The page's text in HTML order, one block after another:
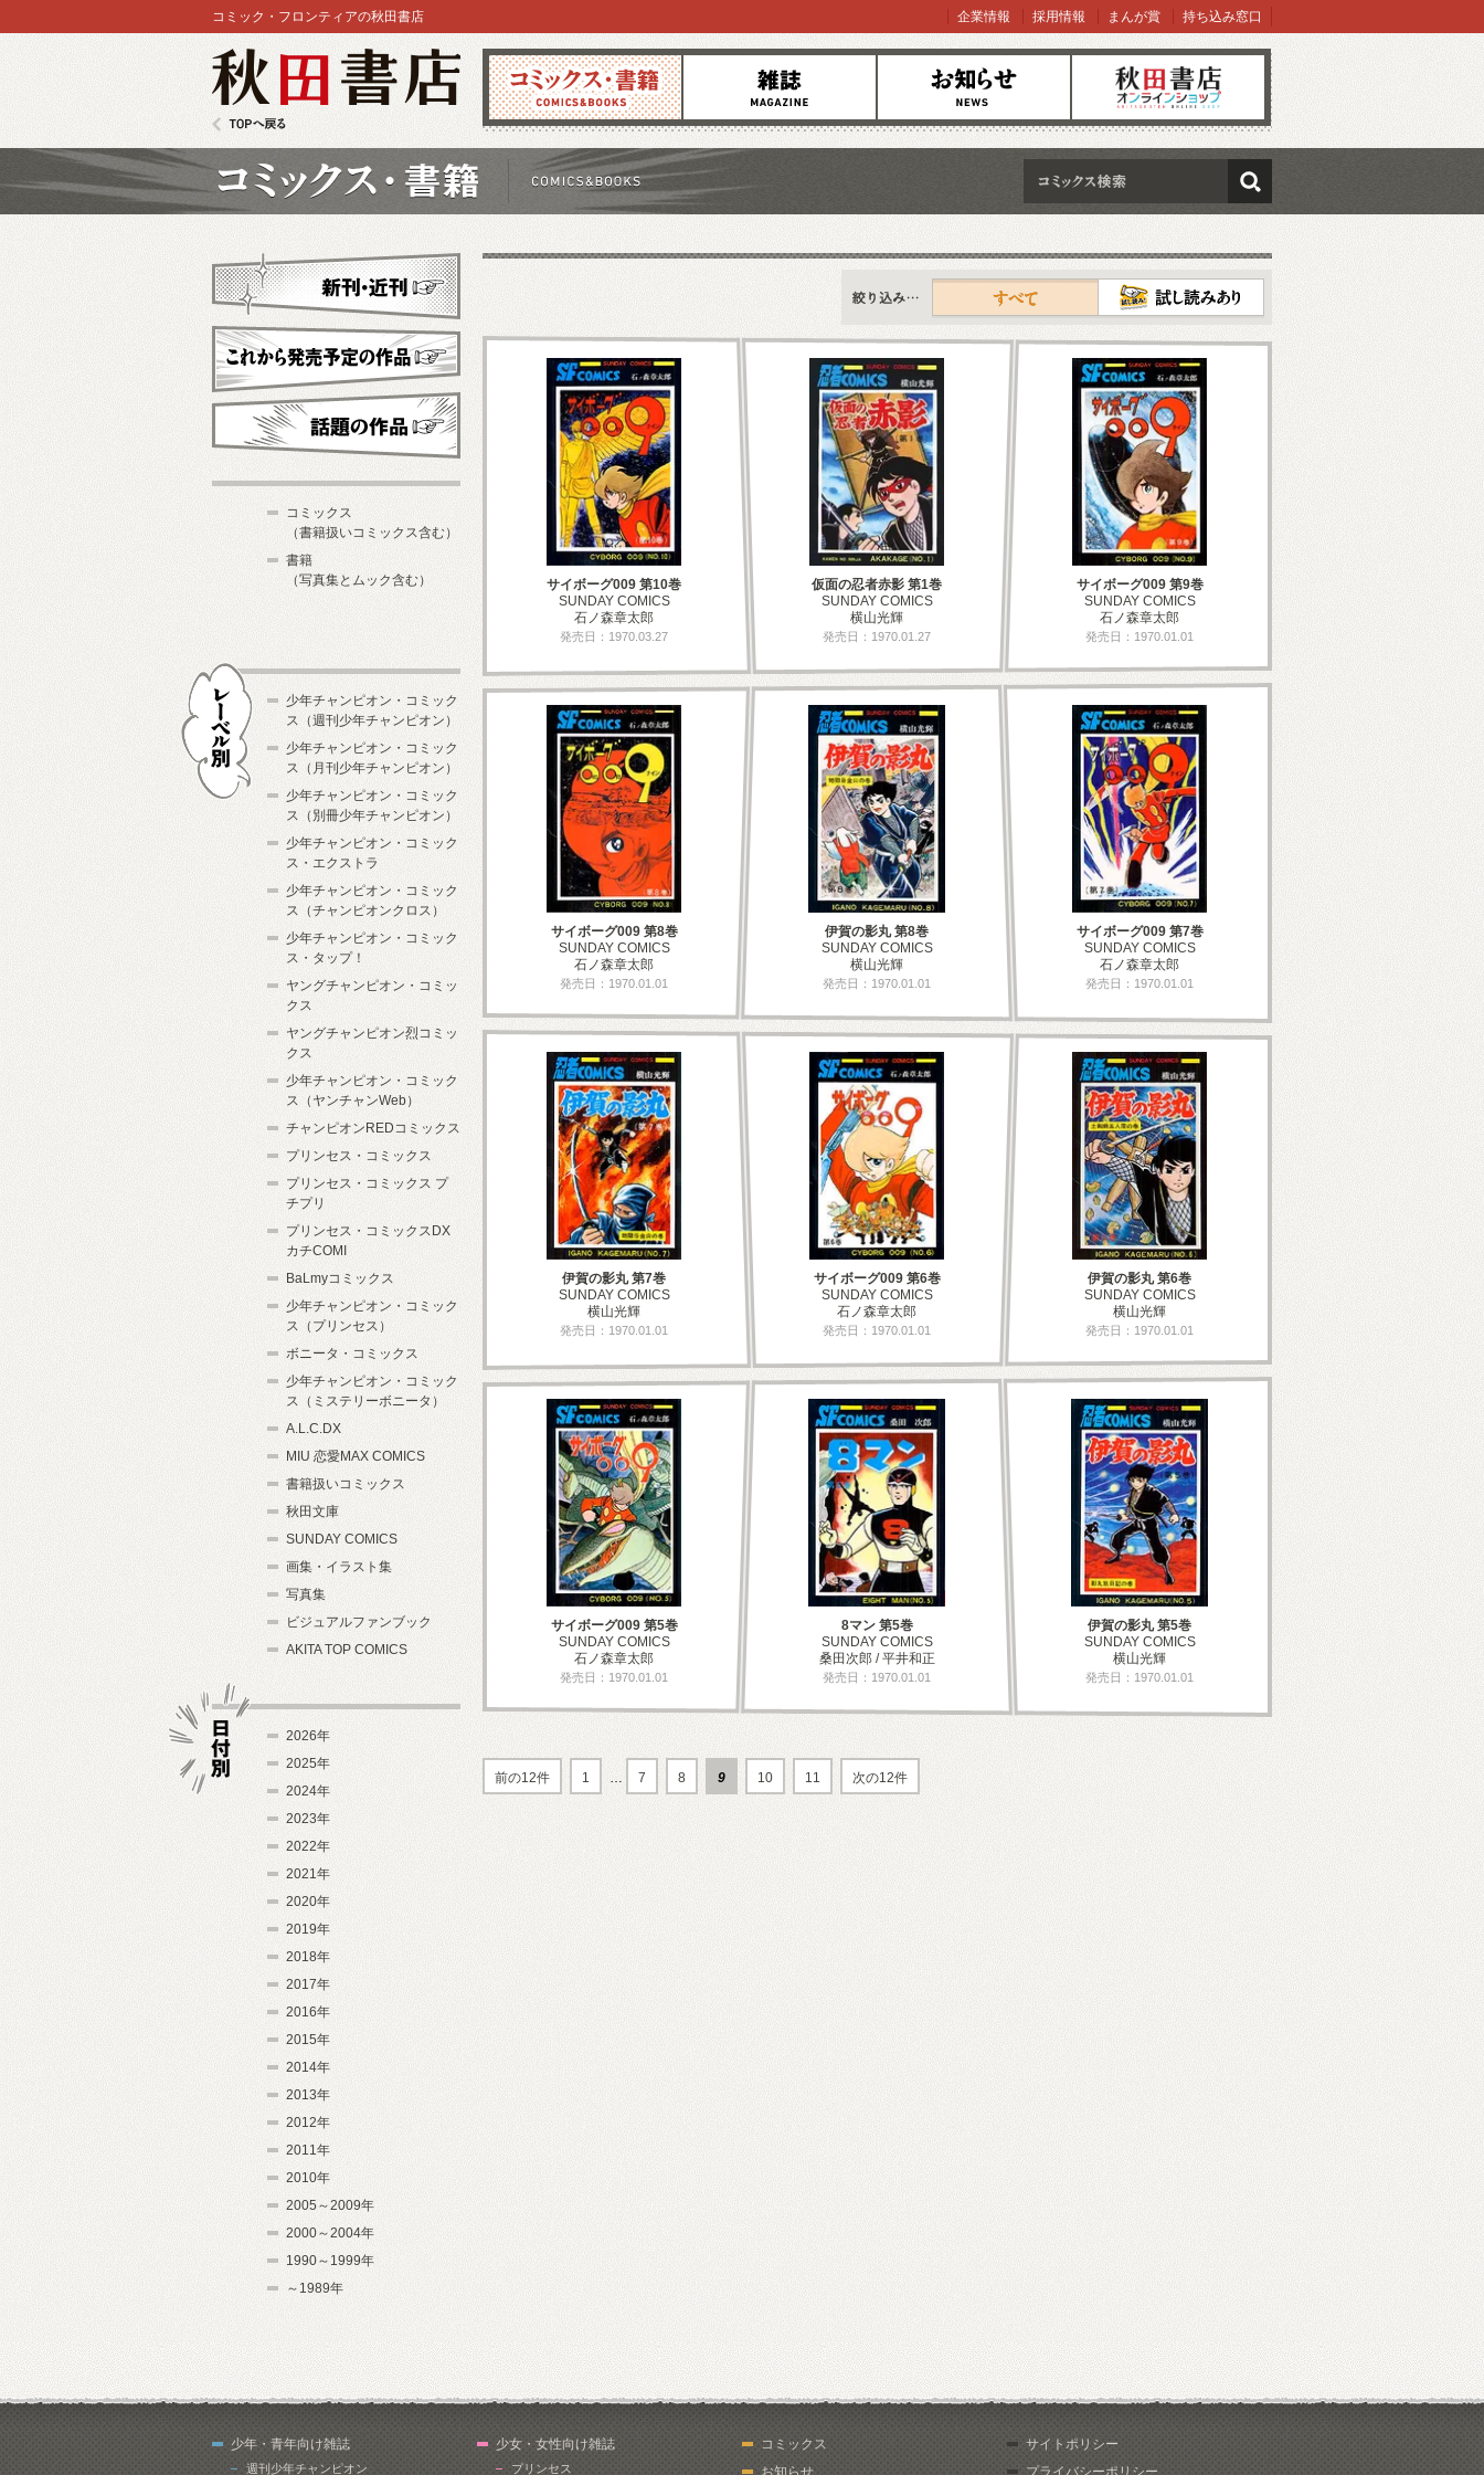
コミックス 雑誌 お知らせ オンラインショップ
コミック・フロンティアの秋田書店 企業情報 採用情報 まんが賞 持ち込み窓口
検索
新刊情報
すべて
サイボーグ009 第10巻
SUNDAY COMICS
石ノ森章太郎
発売日：1970.03.27
仮面の忍者赤影 第1巻
SUNDAY COMICS
横山光輝
発売日：1970.01.27
サイボーグ009 第9巻
SUNDAY COMICS
石ノ森章太郎
発売日：1970.01.01
サイボーグ009 第8巻
SUNDAY COMICS
石ノ森章太郎
発売日：1970.01.01
伊賀の影丸 第8巻
SUNDAY COMICS
横山光輝
発売日：1970.01.01
サイボーグ009 第7巻
SUNDAY COMICS
石ノ森章太郎
発売日：1970.01.01
伊賀の影丸 第7巻
SUNDAY COMICS
横山光輝
発売日：1970.01.01
サイボーグ009 第6巻
SUNDAY COMICS
石ノ森章太郎
発売日：1970.01.01
伊賀の影丸 第6巻
SUNDAY COMICS
横山光輝
発売日：1970.01.01
サイボーグ009 第5巻
SUNDAY COMICS
石ノ森章太郎
発売日：1970.01.01
8マン 第5巻
SUNDAY COMICS
桑田次郎 / 平井和正
発売日：1970.01.01
伊賀の影丸 第5巻
SUNDAY COMICS
横山光輝
発売日：1970.01.01
前の12件 1 … 7 8 9 10 11 次の12件
新刊・近刊
これから発売予定
コミックス
（書籍扱いコミックス含む）
書籍
（写真集とムック含む）
少年チャンピオン・コミック
ス（週刊少年チャンピオン）
少年チャンピオン・コミック
ス（月刊少年チャンピオン）
少年チャンピオン・コミック
ス（別冊少年チャンピオン）
少年チャンピオン・コミック
ス・エクストラ
少年チャンピオン・コミック
ス（チャンピオンクロス）
少年チャンピオン・コミック
ス・タップ！
ヤングチャンピオン・コミッ
クス
ヤングチャンピオン烈コミッ
クス
少年チャンピオン・コミック
ス（ヤンチャンWeb）
チャンピオンREDコミックス
プリンセス・コミックス
プリンセス・コミックス プ
チプリ
プリンセス・コミックスDX
カチCOMI
BaLmyコミックス
少年チャンピオン・コミック
ス（プリンセス）
ボニータ・コミックス
少年チャンピオン・コミック
ス（ミステリーボニータ）
A.L.C.DX
MIU 恋愛MAX COMICS
書籍扱いコミックス
秋田文庫
SUNDAY COMICS
画集・イラスト集
写真集
ビジュアルファンブック
AKITA TOP COMICS
2026年
2025年
2024年
2023年
2022年
2021年
2020年
2019年
2018年
2017年
2016年
2015年
2014年
2013年
2012年
2011年
2010年
2005～2009年
2000～2004年
1990～1999年
～1989年
少年・青年向け雑誌
週刊少年チャンピオン
少女・女性向け雑誌
プリンセス
コミックス
お知らせ
サイトポリシー
プライバシーポリシー